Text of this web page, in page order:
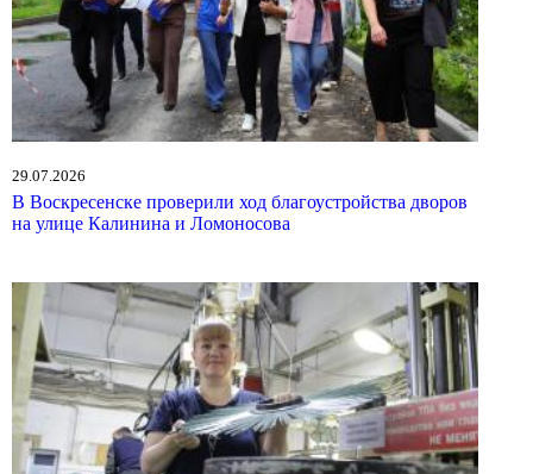
29.07.2026
В Воскресенске проверили ход благоустройства дворов
на улице Калинина и Ломоносова